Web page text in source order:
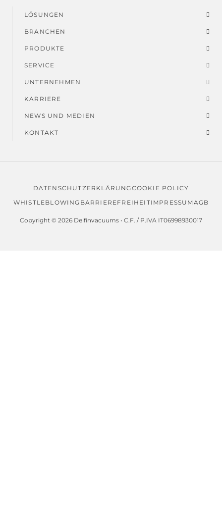
Fußmenü
LÖSUNGEN
BRANCHEN
PRODUKTE
SERVICE
UNTERNEHMEN
KARRIERE
NEWS UND MEDIEN
KONTAKT
Copyright © 2026 Delfinvacuums • C.F. / P.IVA IT06998930017
Rechtliche
Hinweise
DATENSCHUTZERKLÄRUNGCOOKIE POLICY
WHISTLEBLOWING BARRIEREFREIHEITIMPRESSUM AGB